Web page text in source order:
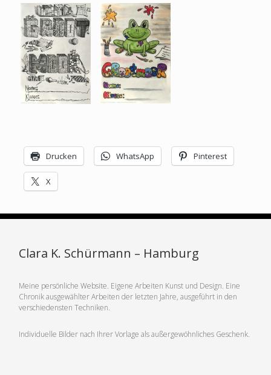
Drucken WhatsApp Pinterest
X
Clara K. Schürmann – Hamburg
Meine persönliche Website. Eigene Arbeiten Kunst und Design. Eine
Chronik ausgewählter Arbeiten der letzten Jahre, ausgeführt in den
verschiedensten Techniken.
Individuelle Bilder nach Ihrer Vorlage als außergewöhnliches Geschenk.